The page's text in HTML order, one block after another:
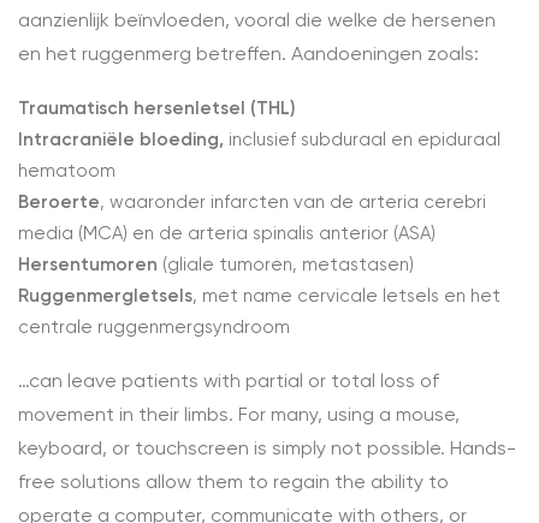
aanzienlijk beïnvloeden, vooral die welke de hersenen
en het ruggenmerg betreffen. Aandoeningen zoals:
Traumatisch hersenletsel (THL)
Intracraniële bloeding, inclusief subduraal en epiduraal
hematoom
Beroerte, waaronder infarcten van de arteria cerebri
media (MCA) en de arteria spinalis anterior (ASA)
Hersentumoren (gliale tumoren, metastasen)
Ruggenmergletsels, met name cervicale letsels en het
centrale ruggenmergsyndroom
…can leave patients with partial or total loss of
movement in their limbs. For many, using a mouse,
keyboard, or touchscreen is simply not possible. Hands-
free solutions allow them to regain the ability to
operate a computer, communicate with others, or